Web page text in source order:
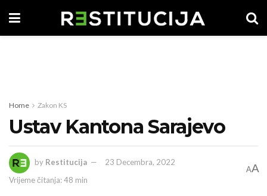
Home Zakon KS
Ustav Kantona Sarajevo
by Restitucija
23 Decembra, 2022
Vrijeme čitanja: 48 min
AA